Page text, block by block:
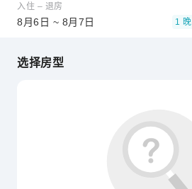
入住 – 退房
8月6日 ~ 8月7日 1 晚
选择房型